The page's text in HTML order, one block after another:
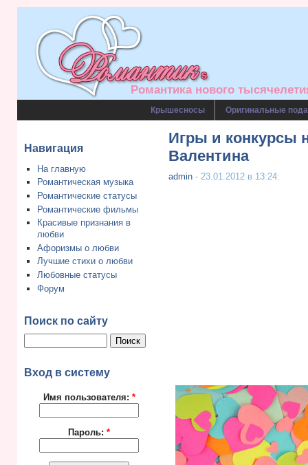
Романтика нового
Крышесносы Оригинальные
Навигация
На главную
Романтическая музыка
Романтические статусы
Романтические фильмы
Красивые признания в
любви
Афоризмы о любви
Лучшие стихи о любви
Любовные статусы
Форум
Поиск по сайту
Вход в систему
Имя пользователя: *
Пароль: *
Игры и конкурсы
Валентина
admin- 23.01.2012 в 13:24: